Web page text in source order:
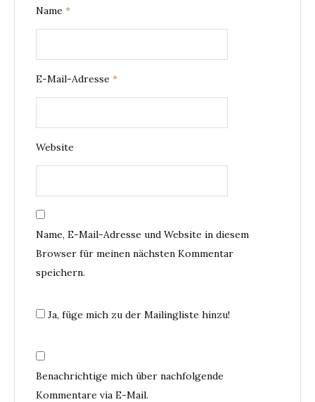
Name *
E-Mail-Adresse *
Website
Name, E-Mail-Adresse und Website in diesem
Browser für meinen nächsten Kommentar
speichern.
Ja, füge mich zu der Mailingliste hinzu!
Benachrichtige mich über nachfolgende
Kommentare via E-Mail.